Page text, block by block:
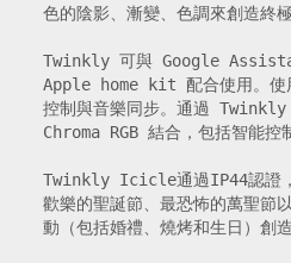
色的陰影、漸變、色調來創造終
Twinkly 可與 Google
Apple home kit 配合使用。使
控制與音樂同步。通過
Chroma RGB 結合，包括智能控
Twinkly Icicle通過IP44認證，
歡樂的聖誕節、最恐怖的萬聖節
動（包括婚禮、燒烤和生日）創